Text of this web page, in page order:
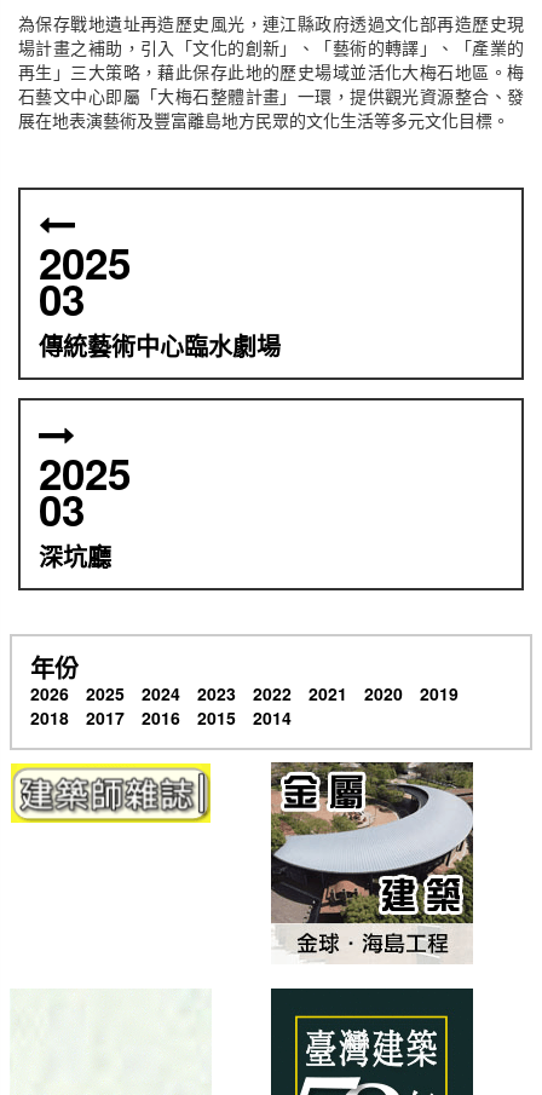
為保存戰地遺址再造歷史風光，連江縣政府透過文化部再造歷史現
場計畫之補助，引入「文化的創新」、「藝術的轉譯」、「產業的
再生」三大策略，藉此保存此地的歷史場域並活化大梅石地區。梅
石藝文中心即屬「大梅石整體計畫」一環，提供觀光資源整合、發
展在地表演藝術及豐富離島地方民眾的文化生活等多元文化目標。
2025
03
傳統藝術中心臨水劇場
2025
03
深坑廳
年份
2026 2025 2024 2023 2022 2021 2020
2019
2018
2017 2016 2015 2014